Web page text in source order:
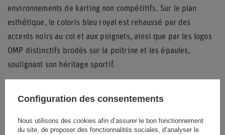
environnements de karting non compétitifs. Sur le plan
esthétique, le coloris bleu royal est rehaussé par des
accents noirs au col et aux poignets, ainsi que par les logos
OMP distinctifs brodés sur la poitrine et les épaules,
soulignant son héritage sportif.
La structure intègre des épaulettes de sécurité, un élément
classique des sports mécaniques, ainsi qu'un col bas
Configuration des consentements
Nous utilisons des cookies afin d’assurer le bon fonctionnement
du site, de proposer des fonctionnalités sociales, d’analyser le